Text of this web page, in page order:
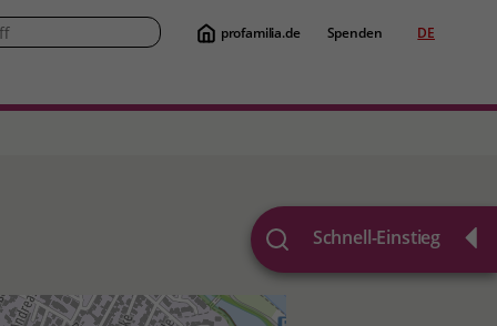
profamilia.de Spenden DE
Schnell-Einstieg